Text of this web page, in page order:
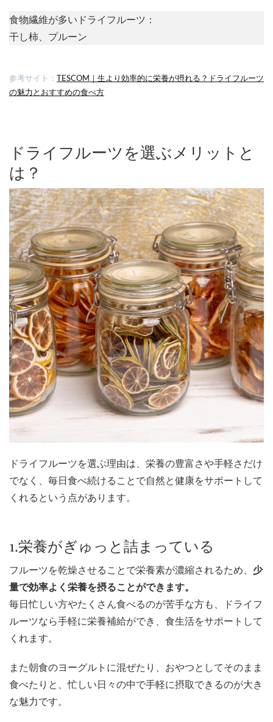
食物繊維が多いドライフルーツ：
干し柿、プルーン
参考サイト： TESCOM｜生より効率的に栄養が摂れる？ドライフルーツ
の魅力とおすすめの食べ方
ドライフルーツを選ぶメリットと
は？
ドライフルーツを選ぶ理由は、栄養の豊富さや手軽さだけ
でなく、毎日食べ続けることで自然と健康をサポートして
くれるという点があります。
1.栄養がぎゅっと詰まっている
フルーツを乾燥させることで栄養素が濃縮されるため、 少
量で効率よく栄養を摂ることができます。
毎日忙しい方やたくさん食べるのが苦手な方も、ドライフ
ルーツなら手軽に栄養補給ができ、食生活をサポートして
くれます。
また朝食のヨーグルトに混ぜたり、おやつとしてそのまま
食べたりと、忙しい日々の中で手軽に摂取できるのが大き
な魅力です。